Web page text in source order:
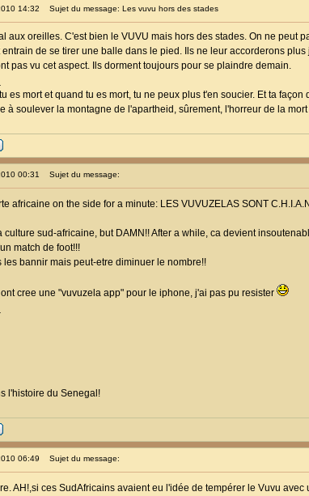
14:32 Sujet du message: Les vuvu hors des stades
aux oreilles. C'est bien le VUVU mais hors des stades. On ne peut
entrain de se tirer une balle dans le pied. Ils ne leur accorderons
pas vu cet aspect. Ils dorment toujours pour se plaindre demain.
es mort et quand tu es mort, tu ne peux plus t'en soucier. Et ta
à soulever la montagne de l'apartheid, sûrement, l'horreur de la
00:31 Sujet du message:
africaine on the side for a minute: LES VUVUZELAS SONT
culture sud-africaine, but DAMN!! After a while, ca devient
match de foot!!!
les bannir mais peut-etre diminuer le nombre!!
cree une "vuvuzela app" pour le iphone, j'ai pas pu resister
l'histoire du Senegal!
06:49 Sujet du message:
AH!,si ces SudAfricains avaient eu l'idée de tempérer le Vuvu